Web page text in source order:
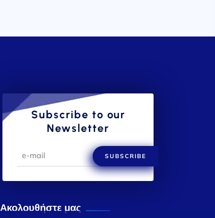
Subscribe to our
Newsletter
SUBSCRIBE
Ακολουθήστε μας